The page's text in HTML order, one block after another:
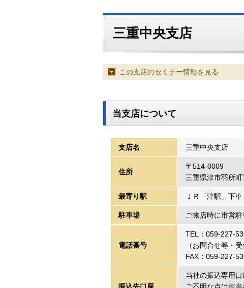
三重中央支店
この支店のセミナー情報を見る
当支店について
支店名 三重中央支店
住所
〒514-0009
三重県津市羽所
最寄り駅 ＪＲ「津駅」下
駐車場 ご来店時に市営
電話番号
TEL：059-227-
（お問合せ等・
FAX：059-227-
当社の振込専用口